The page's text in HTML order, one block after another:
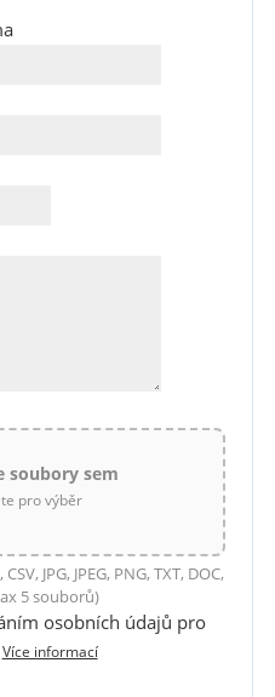
soubory sem
pro výběr
JPG, JPEG, PNG, TXT, DOC,
5 souborů)
osobních údajů pro
Více informací